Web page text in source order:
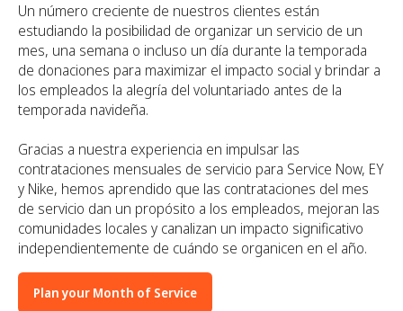
Un número creciente de nuestros clientes están
estudiando la posibilidad de organizar un servicio de un
mes, una semana o incluso un día durante la temporada
de donaciones para maximizar el impacto social y brindar a
los empleados la alegría del voluntariado antes de la
temporada navideña.
Gracias a nuestra experiencia en impulsar las
contrataciones mensuales de servicio para Service Now, EY
y Nike, hemos aprendido que las contrataciones del mes
de servicio dan un propósito a los empleados, mejoran las
comunidades locales y canalizan un impacto significativo
independientemente de cuándo se organicen en el año.
Plan your Month of Service